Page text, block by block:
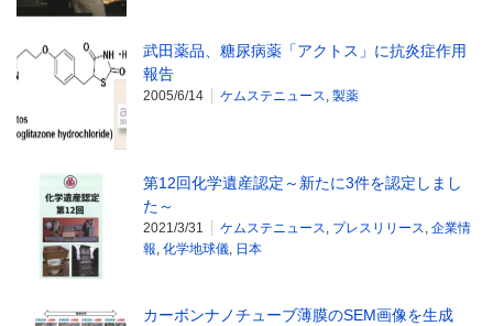
武田薬品、糖尿病薬「アクトス」に抗炎症作用
報告
2005/6/14 ケムステニュース, 製薬
第12回化学遺産認定～新たに3件を認定しまし
た～
2021/3/31 ケムステニュース, プレスリリース, 企業情
報, 化学地球儀, 日本
カーボンナノチューブ薄膜のSEM画像を生成